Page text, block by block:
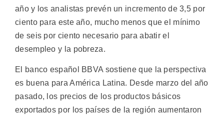
año y los analistas prevén un incremento de 3,5 por
ciento para este año, mucho menos que el mínimo
de seis por ciento necesario para abatir el
desempleo y la pobreza.
El banco español BBVA sostiene que la perspectiva
es buena para América Latina. Desde marzo del año
pasado, los precios de los productos básicos
exportados por los países de la región aumentaron